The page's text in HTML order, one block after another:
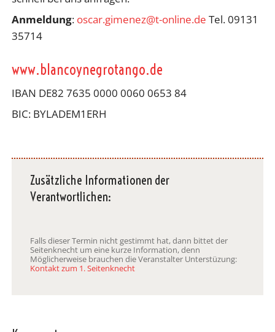
Anmeldung: oscar.gimenez@t-online.de Tel. 09131
35714
www.blancoynegrotango.de
IBAN DE82 7635 0000 0060 0653 84
BIC: BYLADEM1ERH
Zusätzliche Informationen der
Verantwortlichen:
Falls dieser Termin nicht gestimmt hat, dann bittet der
Seitenknecht um eine kurze Information, denn
Möglicherweise brauchen die Veranstalter Unterstüzung:
Kontakt zum 1. Seitenknecht